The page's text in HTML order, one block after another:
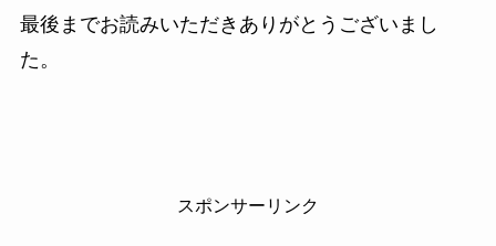
最後までお読みいただきありがとうございまし
た。
スポンサーリンク